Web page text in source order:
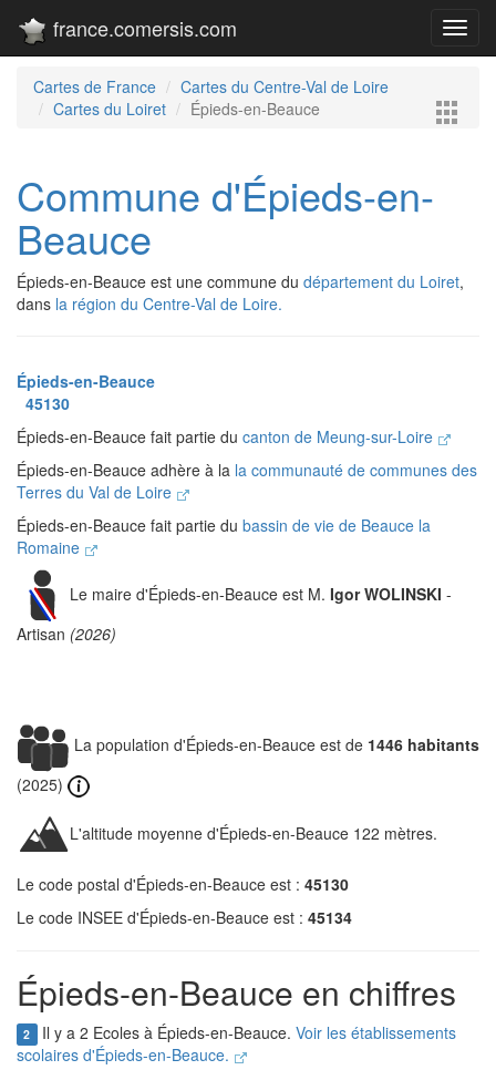
france.comersis.com
Cartes de France
Cartes du Centre-Val de Loire
Cartes du Loiret
Épieds-en-Beauce
Commune d'Épieds-en-
Beauce
Épieds-en-Beauce est une commune du département du Loiret,
dans la région du Centre-Val de Loire.
Épieds-en-Beauce
45130
Épieds-en-Beauce fait partie du canton de Meung-sur-Loire
Épieds-en-Beauce adhère à la la communauté de communes des
Terres du Val de Loire
Épieds-en-Beauce fait partie du bassin de vie de Beauce la
Romaine
Le maire d'Épieds-en-Beauce est M. Igor WOLINSKI -
Artisan (2026)
La population d'Épieds-en-Beauce est de 1446 habitants
(2025)
L'altitude moyenne d'Épieds-en-Beauce 122 mètres.
Le code postal d'Épieds-en-Beauce est : 45130
Le code INSEE d'Épieds-en-Beauce est : 45134
Épieds-en-Beauce en chiffres
2 Il y a 2 Ecoles à Épieds-en-Beauce. Voir les établissements
scolaires d'Épieds-en-Beauce.